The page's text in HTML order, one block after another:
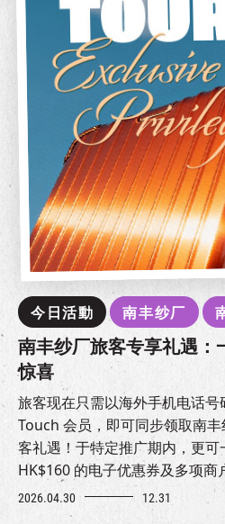
今日活動 南丰纱厂
南丰纱厂旅客专享礼遇：
惊喜
旅客现在只需以海外手机电话号
Touch 会员，即可同步领取南
客礼遇！于特定推广期内，更
HK$160 的电子优惠券及多项商
2026.04.30 12.31